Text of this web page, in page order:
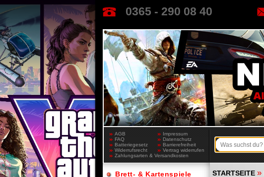
0365 - 290 08 40
AGB
Impressum
FAQ
Datenschutz
Batteriegesetz
Barrierefreiheit
Widerrufsrecht
Vertrag widerrufen
Zahlungsarten & Versandkosten
STARTSEITE »
Brett- & Kartenspiele